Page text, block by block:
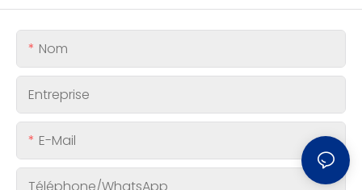
Nom
Entreprise
E-Mail